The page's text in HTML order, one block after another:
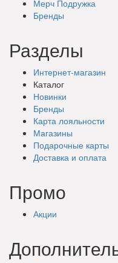
Мерч Подружка
Бренды
Разделы
Интернет-магазин
Каталог
Новинки
Бренды
Карта лояльности
Магазины
Подарочные карты
Доставка и оплата
Промо
Акции